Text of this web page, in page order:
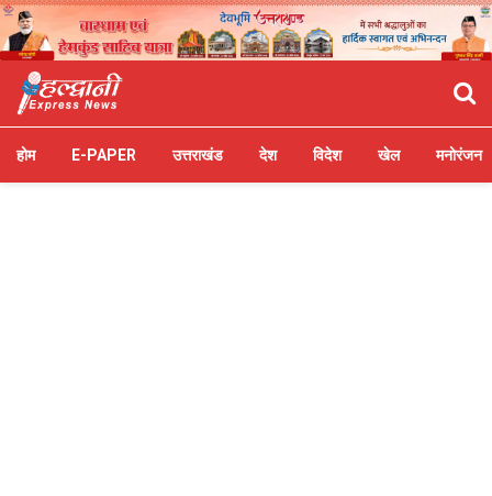
होम E-PAPER उत्तराखंड देश विदेश खेल मनोरंजन